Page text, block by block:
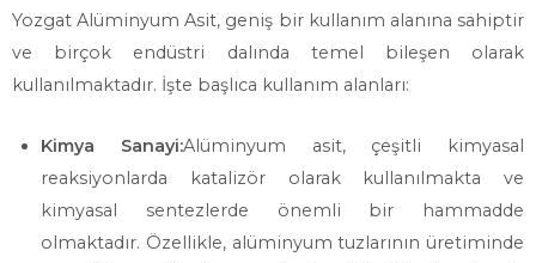
Yozgat Alüminyum Asit, geniş bir kullanım alanına sahiptir
ve birçok endüstri dalında temel bileşen olarak
kullanılmaktadır. İşte başlıca kullanım alanları:
Kimya Sanayi:Alüminyum asit, çeşitli kimyasal
reaksiyonlarda katalizör olarak kullanılmakta ve
kimyasal sentezlerde önemli bir hammadde
olmaktadır. Özellikle, alüminyum tuzlarının üretiminde